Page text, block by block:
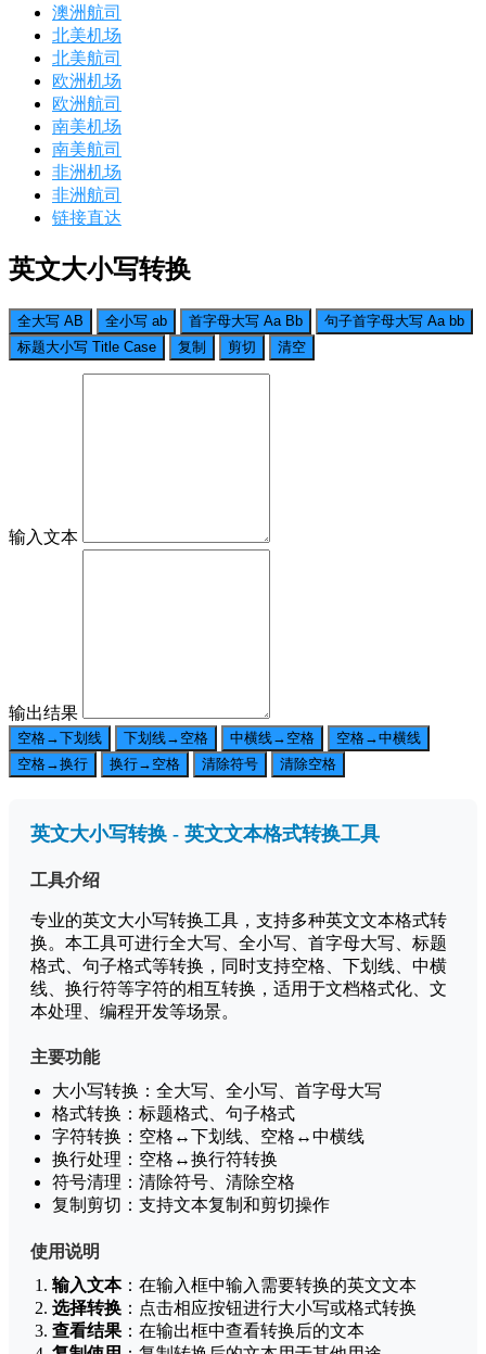
澳洲航司
北美机场
北美航司
欧洲机场
欧洲航司
南美机场
南美航司
非洲机场
非洲航司
链接直达
英文大小写转换
全大写 AB 全小写 ab 首字母大写 Aa Bb
句子首字母大写 Aa bb
标题大小写 Title Case
复制 剪切 清空
输入文本
输出结果
空格→下划线 下划线→空格 中横线→空格
空格→中横线
空格→换行
换行→空格 清除符号 清除空格
英文大小写转换 - 英文文本格式转换工具
工具介绍
专业的英文大小写转换工具，支持多种英文文本格式转
换。本工具可进行全大写、全小写、首字母大写、标题
格式、句子格式等转换，同时支持空格、下划线、中横
线、换行符等字符的相互转换，适用于文档格式化、文
本处理、编程开发等场景。
主要功能
大小写转换：全大写、全小写、首字母大写
格式转换：标题格式、句子格式
字符转换：空格↔下划线、空格↔中横线
换行处理：空格↔换行符转换
符号清理：清除符号、清除空格
复制剪切：支持文本复制和剪切操作
使用说明
输入文本：在输入框中输入需要转换的英文文本
选择转换 ：点击相应按钮进行大小写或格式转换
查看结果 ：在输出框中查看转换后的文本